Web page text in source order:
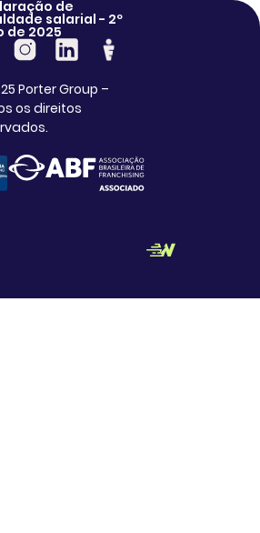
de
salarial - 2º
de 2025
Porter Group –
os direitos